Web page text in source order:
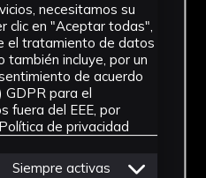
interrumpiéndose
de ladrillo como
la
estructura el edificio,
diferentes piezas de
testigos de las
necesitamos su
clic en "Aceptar todas",
el tratamiento de datos
también incluye, por un
de acuerdo
GDPR para el
fuera del EEE, por
Política de privacidad
Siempre activas